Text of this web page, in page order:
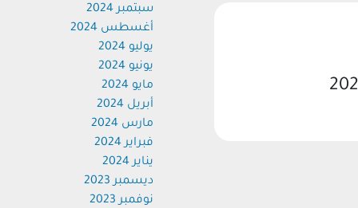
سبتمبر 2024
أغسطس 2024
يوليو 2024
يونيو 2024
مايو 2024
أبريل 2024
مارس 2024
فبراير 2024
يناير 2024
ديسمبر 2023
نوفمبر 2023